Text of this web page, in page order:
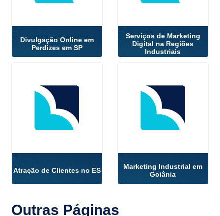
Divulgação Online em
Perdizes em SP
Serviços de Marketing
Digital na Regiões
Industriais
Atração de Clientes no ES
Marketing Industrial em
Goiânia
Outras Páginas